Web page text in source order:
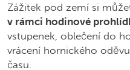
Zážitek pod zemí si
v rámci hodinové
vstupenek, oblečení do
vrácení hornického
času.